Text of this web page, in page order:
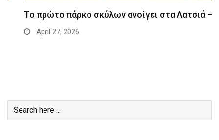
Το πρώτο πάρκο σκύλων ανοίγει στα Λατσιά –…
April 27, 2026